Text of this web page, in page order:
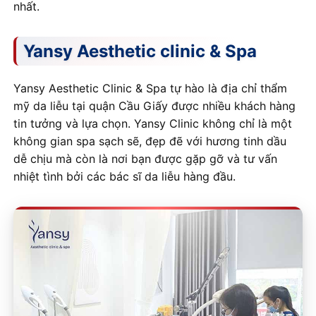
nhất.
Yansy Aesthetic clinic & Spa
Yansy Aesthetic Clinic & Spa tự hào là địa chỉ thẩm
mỹ da liễu tại quận Cầu Giấy được nhiều khách hàng
tin tưởng và lựa chọn. Yansy Clinic không chỉ là một
không gian spa sạch sẽ, đẹp đẽ với hương tinh dầu
dễ chịu mà còn là nơi bạn được gặp gỡ và tư vấn
nhiệt tình bởi các bác sĩ da liễu hàng đầu.